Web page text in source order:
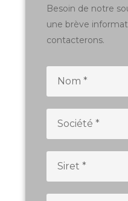
Besoin de notre
une brève
contacterons.